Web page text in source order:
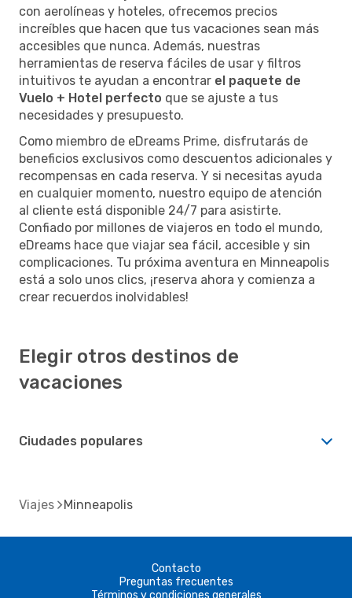
con aerolíneas y hoteles, ofrecemos precios
increíbles que hacen que tus vacaciones sean más
accesibles que nunca. Además, nuestras
herramientas de reserva fáciles de usar y filtros
intuitivos te ayudan a encontrar el paquete de
Vuelo + Hotel perfecto que se ajuste a tus
necesidades y presupuesto.
Como miembro de eDreams Prime, disfrutarás de
beneficios exclusivos como descuentos adicionales y
recompensas en cada reserva. Y si necesitas ayuda
en cualquier momento, nuestro equipo de atención
al cliente está disponible 24/7 para asistirte.
Confiado por millones de viajeros en todo el mundo,
eDreams hace que viajar sea fácil, accesible y sin
complicaciones. Tu próxima aventura en Minneapolis
está a solo unos clics, ¡reserva ahora y comienza a
crear recuerdos inolvidables!
Elegir otros destinos de
vacaciones
Ciudades populares
Viajes Minneapolis
Contacto
Preguntas frecuentes
Términos y condiciones generales